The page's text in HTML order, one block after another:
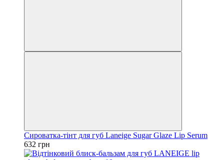
Сироватка-тінт для губ Laneige Sugar Glaze Lip Serum
632 грн